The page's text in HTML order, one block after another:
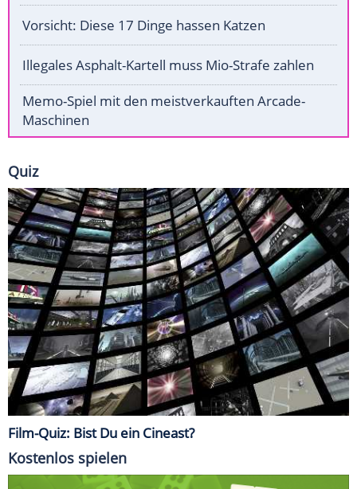
Vorsicht: Diese 17 Dinge hassen Katzen
Illegales Asphalt-Kartell muss Mio-Strafe zahlen
Memo-Spiel mit den meistverkauften Arcade-
Maschinen
Quiz
Film-Quiz: Bist Du ein Cineast?
Kostenlos spielen